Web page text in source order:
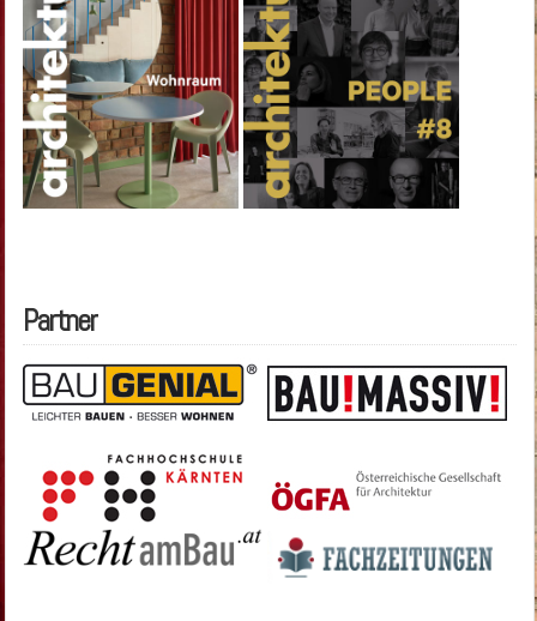
Partner